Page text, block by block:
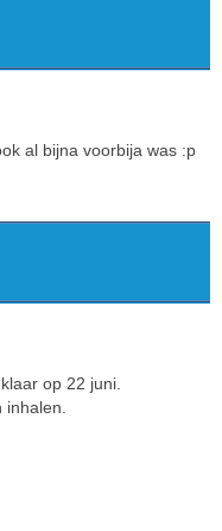
al bijna voorbija was :p
op 22 juni.